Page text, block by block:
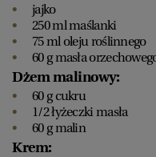
jajko
250 ml maślanki
75 ml oleju roślinnego
60 g masła
Dżem malinowy:
60 g cukru
1/2 łyżeczki masła
60 g malin
Krem: